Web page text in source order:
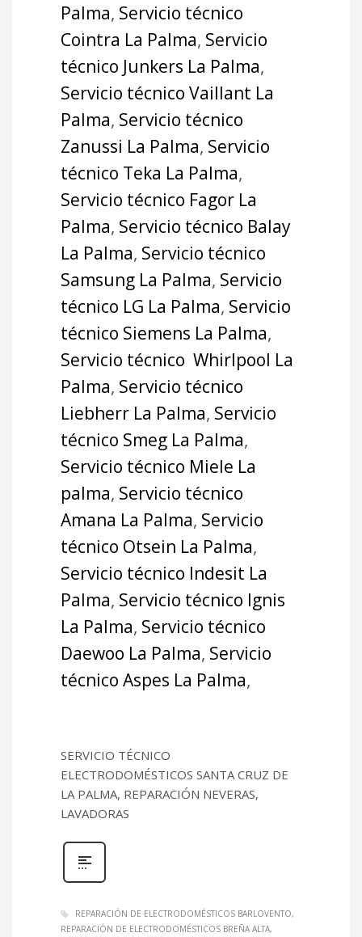
Palma, Servicio técnico
Cointra La Palma, Servicio
técnico Junkers La Palma,
Servicio técnico Vaillant La
Palma, Servicio técnico
Zanussi La Palma, Servicio
técnico Teka La Palma,
Servicio técnico Fagor La
Palma, Servicio técnico Balay
La Palma, Servicio técnico
Samsung La Palma, Servicio
técnico LG La Palma, Servicio
técnico Siemens La Palma,
Servicio técnico Whirlpool La
Palma, Servicio técnico
Liebherr La Palma, Servicio
técnico Smeg La Palma,
Servicio técnico Miele La
palma, Servicio técnico
Amana La Palma, Servicio
técnico Otsein La Palma,
Servicio técnico Indesit La
Palma, Servicio técnico Ignis
La Palma, Servicio técnico
Daewoo La Palma, Servicio
técnico Aspes La Palma,
SERVICIO TÉCNICO
ELECTRODOMÉSTICOS SANTA CRUZ DE
LA PALMA, REPARACIÓN NEVERAS,
LAVADORAS
REPARACIÓN DE ELECTRODOMÉSTICOS BARLOVENTO
REPARACIÓN DE ELECTRODOMÉSTICOS BREÑA ALTA